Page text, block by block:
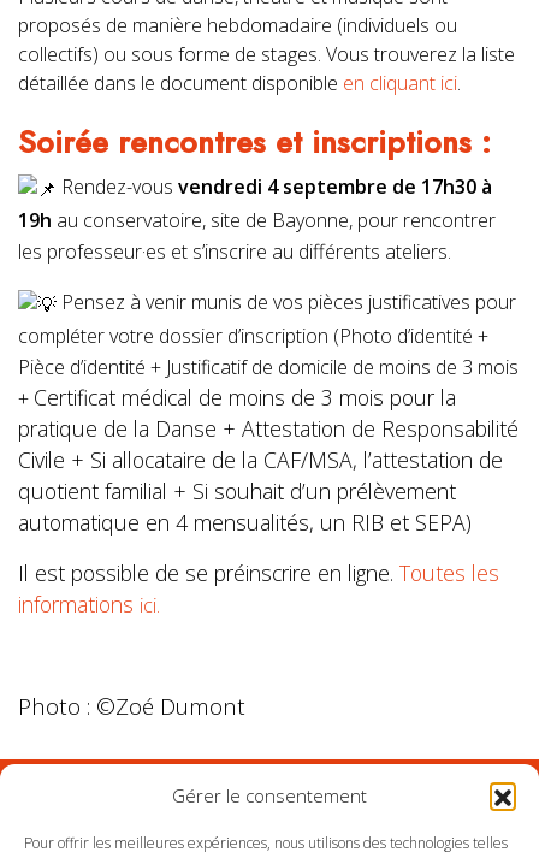
Gérer le consentement
Pour offrir les meilleures expériences, nous utilisons des technologies telles
proposés de manière hebdomadaire (individuels ou
collectifs) ou sous forme de stages. Vous trouverez la liste
détaillée dans le document disponible en cliquant ici.
Soirée rencontres et inscriptions :
Rendez-vous vendredi 4 septembre de 17h30 à
19h au conservatoire, site de Bayonne, pour rencontrer
les professeur·es et s’inscrire au différents ateliers.
Pensez à venir munis de vos pièces justificatives pour
compléter votre dossier d’inscription (Photo d’identité +
Pièce d’identité + Justificatif de domicile de moins de 3 mois
+ Certificat médical de moins de 3 mois pour la
pratique de la Danse + Attestation de Responsabilité
Civile + Si allocataire de la CAF/MSA, l’attestation de
quotient familial + Si souhait d’un prélèvement
automatique en 4 mensualités, un RIB et SEPA)
Il est possible de se préinscrire en ligne. Toutes les
informations ici.
Photo : ©Zoé Dumont